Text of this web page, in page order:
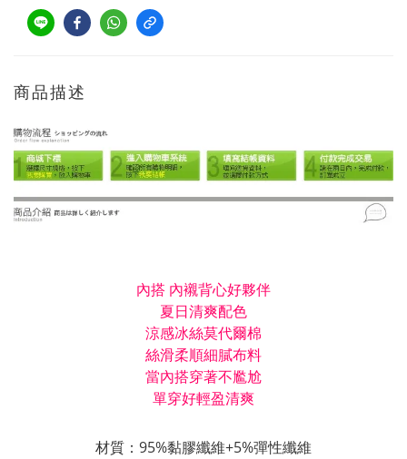
商品描述
內搭 內襯背心好夥伴
夏日清爽配色
涼感冰絲莫代爾棉
絲滑柔順細膩布料
當內搭穿著不尷尬
單穿好輕盈清爽
材質： 95%黏膠纖維+5%彈性纖維